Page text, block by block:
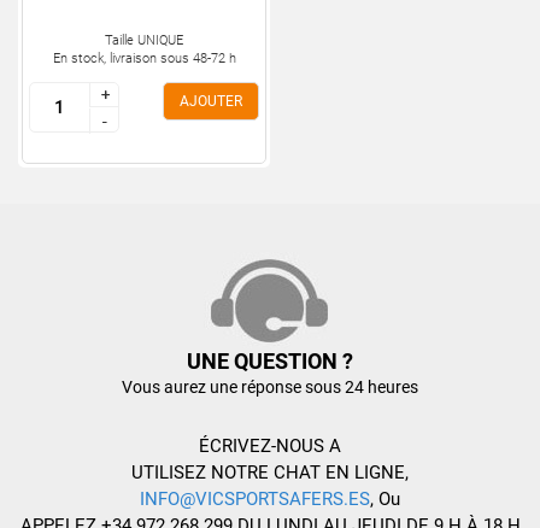
Taille UNIQUE
En stock, livraison sous 48-72 h
+
-
+
-
AJOUTER
UNE QUESTION ?
Vous aurez une réponse sous 24 heures
ÉCRIVEZ-NOUS A
UTILISEZ NOTRE CHAT EN LIGNE,
INFO@VICSPORTSAFERS.ES, Ou